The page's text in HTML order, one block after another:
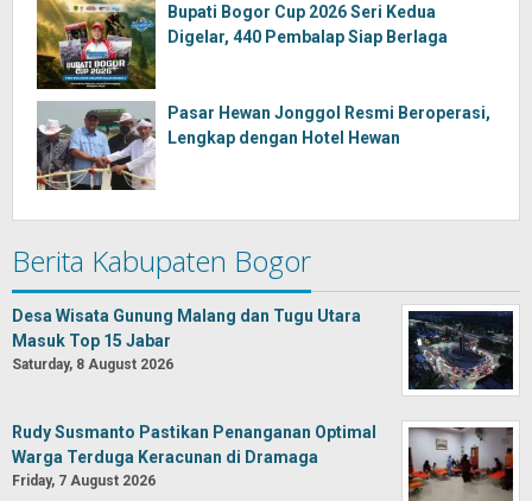
Bupati Bogor Cup 2026 Seri Kedua
Digelar, 440 Pembalap Siap Berlaga
Pasar Hewan Jonggol Resmi Beroperasi,
Lengkap dengan Hotel Hewan
Berita Kabupaten Bogor
Desa Wisata Gunung Malang dan Tugu Utara
Masuk Top 15 Jabar
Saturday, 8 August 2026
Rudy Susmanto Pastikan Penanganan Optimal
Warga Terduga Keracunan di Dramaga
Friday, 7 August 2026